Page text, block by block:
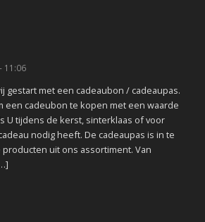
11:06
gestart met een cadeaubon / cadeaupas.
een cadeubon te kopen met een waarde
U tijdens de kerst, sinterklaas of voor
nodig heeft. De cadeaupas is in te
uit ons assortiment. Van